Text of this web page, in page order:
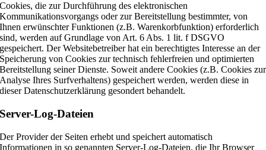
Cookies, die zur Durchführung des elektronischen
Kommunikationsvorgangs oder zur Bereitstellung bestimmter, von
Ihnen erwünschter Funktionen (z.B. Warenkorbfunktion) erforderlich
sind, werden auf Grundlage von Art. 6 Abs. 1 lit. f DSGVO
gespeichert. Der Websitebetreiber hat ein berechtigtes Interesse an der
Speicherung von Cookies zur technisch fehlerfreien und optimierten
Bereitstellung seiner Dienste. Soweit andere Cookies (z.B. Cookies zur
Analyse Ihres Surfverhaltens) gespeichert werden, werden diese in
dieser Datenschutzerklärung gesondert behandelt.
Server-Log-Dateien
Der Provider der Seiten erhebt und speichert automatisch
Informationen in so genannten Server-Log-Dateien, die Ihr Browser